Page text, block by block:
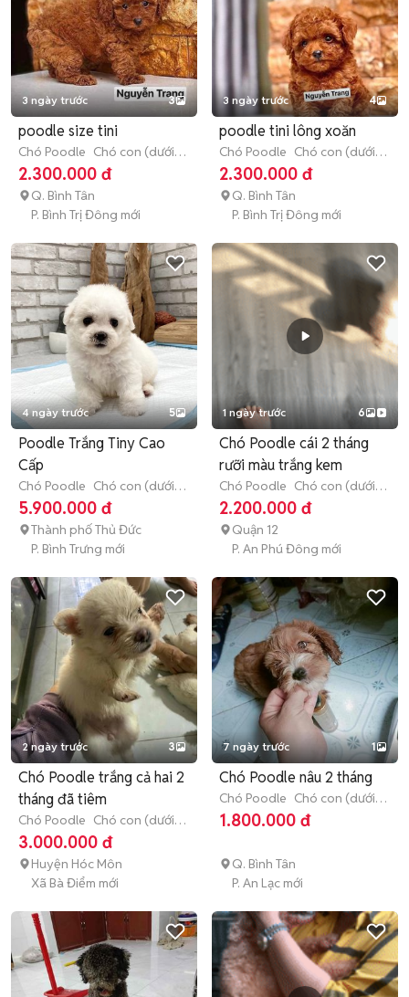
3 ngày trước 3
poodle size tini
Chó Poodle Chó con (dưới 3
tháng tuổi)
2.300.000 đ
Q. Bình Tân
P. Bình Trị Đông mới
3 ngày trước 4
poodle tini lông xoăn
Chó Poodle Chó con (dưới 3
tháng tuổi)
2.300.000 đ
Q. Bình Tân
P. Bình Trị Đông mới
4 ngày trước 5
Poodle Trắng Tiny Cao
Cấp
Chó Poodle Chó con (dưới 3
tháng tuổi)
5.900.000 đ
Thành phố Thủ Đức
P. Bình Trưng mới
1 ngày trước 6
Chó Poodle cái 2 tháng
rưỡi màu trắng kem
Chó Poodle Chó con (dưới 3
tháng tuổi)
2.200.000 đ
Quận 12
P. An Phú Đông mới
2 ngày trước 3
Chó Poodle trắng cả hai 2
tháng đã tiêm
Chó Poodle Chó con (dưới 3
tháng tuổi)
3.000.000 đ
Huyện Hóc Môn
Xã Bà Điểm mới
7 ngày trước 1
Chó Poodle nâu 2 tháng
Chó Poodle Chó con (dưới 3
tháng tuổi)
1.800.000 đ
Q. Bình Tân
P. An Lạc mới